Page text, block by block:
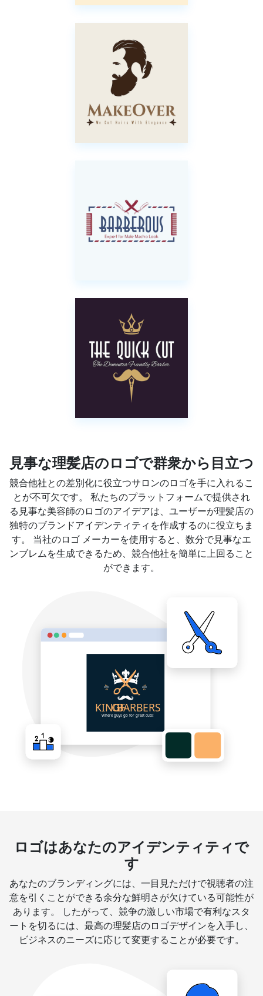
見事な理髪店のロゴで群衆から目立つ
競合他社との差別化に役立つサロンのロゴを手に入れるこ
とが不可欠です。 私たちのプラットフォームで提供され
る見事な美容師のロゴのアイデアは、ユーザーが理髪店の
独特のブランドアイデンティティを作成するのに役立ちま
す。 当社のロゴ メーカーを使用すると、数分で見事なエ
ンブレムを生成できるため、競合他社を簡単に上回ること
ができます。
ロゴはあなたのアイデンティティで
す
あなたのブランディングには、一目見ただけで視聴者の注
意を引くことができる余分な鮮明さが欠けている可能性が
あります。 したがって、競争の激しい市場で有利なスタ
ートを切るには、最高の理髪店のロゴデザインを入手し、
ビジネスのニーズに応じて変更することが必要です。